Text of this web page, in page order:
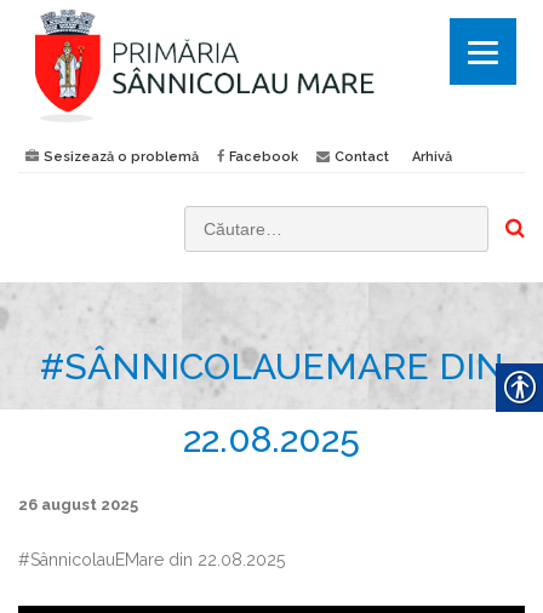
Sesizează o problemă Facebook Contact Arhivă
:
#SÂNNICOLAUEMARE DIN
22.08.2025
26 august 2025
#SânnicolauEMare din 22.08.2025